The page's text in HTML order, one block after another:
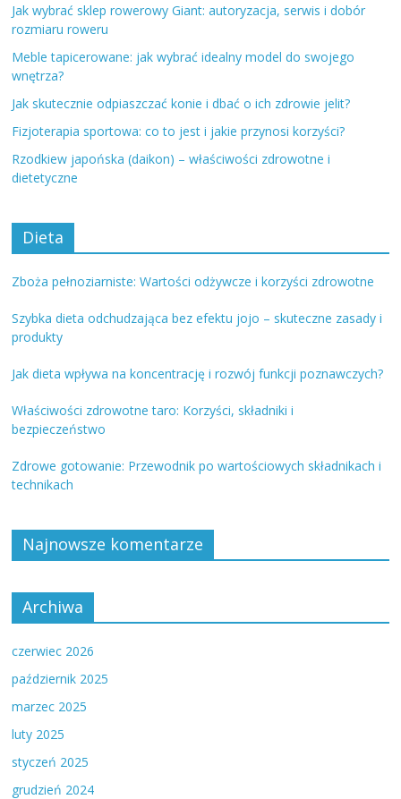
Jak wybrać sklep rowerowy Giant: autoryzacja, serwis i dobór
rozmiaru roweru
Meble tapicerowane: jak wybrać idealny model do swojego
wnętrza?
Jak skutecznie odpiaszczać konie i dbać o ich zdrowie jelit?
Fizjoterapia sportowa: co to jest i jakie przynosi korzyści?
Rzodkiew japońska (daikon) – właściwości zdrowotne i
dietetyczne
Dieta
Zboża pełnoziarniste: Wartości odżywcze i korzyści zdrowotne
Szybka dieta odchudzająca bez efektu jojo – skuteczne zasady i
produkty
Jak dieta wpływa na koncentrację i rozwój funkcji poznawczych?
Właściwości zdrowotne taro: Korzyści, składniki i
bezpieczeństwo
Zdrowe gotowanie: Przewodnik po wartościowych składnikach i
technikach
Najnowsze komentarze
Archiwa
czerwiec 2026
październik 2025
marzec 2025
luty 2025
styczeń 2025
grudzień 2024